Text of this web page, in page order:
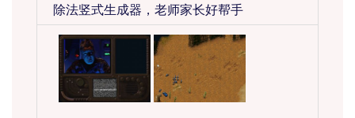
除法竖式生成器，老师家长好帮手